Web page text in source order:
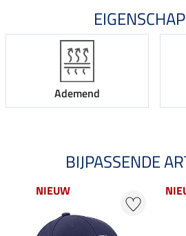
Ademend
BIJPASSENDE
NIEUW